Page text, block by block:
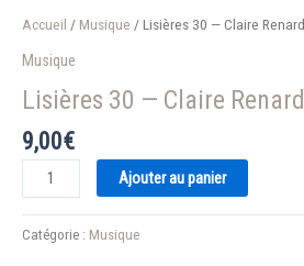
Accueil / Musique / Lisières 30 — Claire Renard
Musique
Lisières 30 — Claire Renard
9,00€
quantité
de
Lisières
Ajouter au panier
Catégorie : Musique